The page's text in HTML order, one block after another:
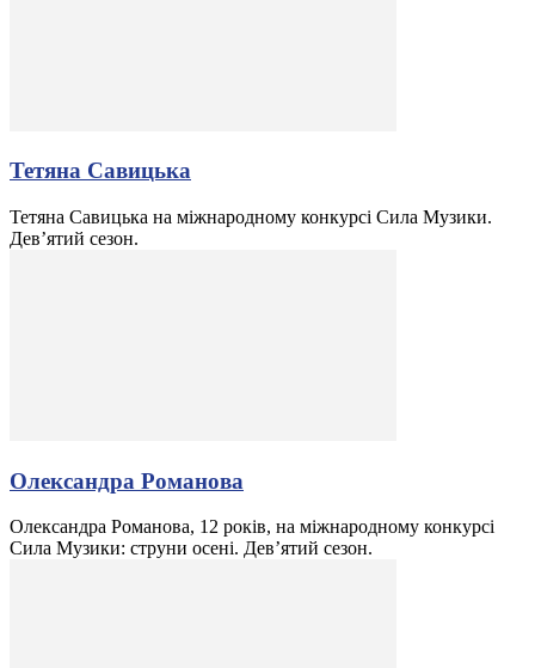
Тетяна Савицька
Тетяна Савицька на міжнародному конкурсі Сила Музики.
Дев’ятий сезон.
Олександра Романова
Олександра Романова, 12 років, на міжнародному конкурсі
Сила Музики: струни осені. Дев’ятий сезон.